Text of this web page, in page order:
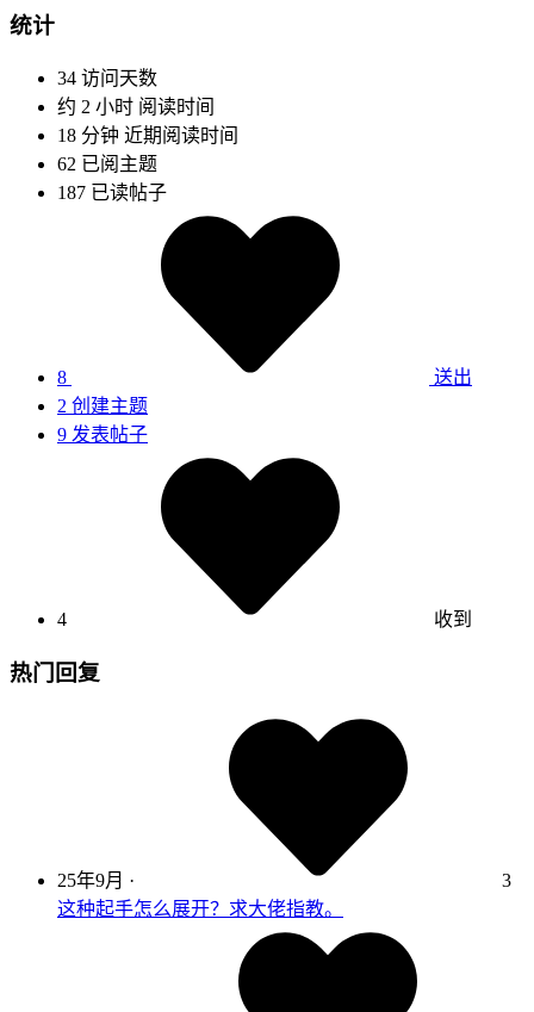
统计
34 访问天数
约 2 小时 阅读时间
18 分钟 近期阅读时间
62 已阅主题
187 已读帖子
8
送出
2 创建主题
9 发表帖子
4 收到
热门回复
25年9月 ·
3
这种起手怎么展开？求大佬指教。